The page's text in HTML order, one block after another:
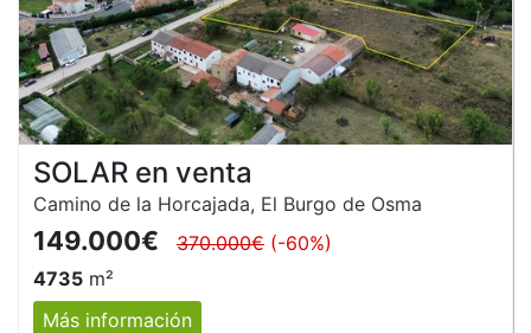
SOLAR en venta
Camino de la Horcajada, El Burgo de Osma
149.000€ 370.000€ (-60%)
4735 m²
Más información